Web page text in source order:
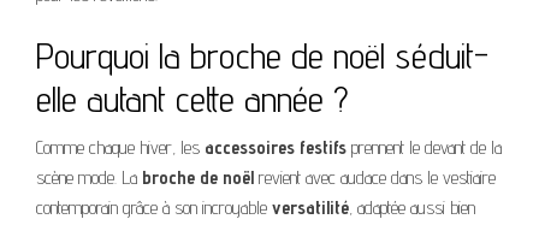
Pourquoi la broche de noël séduit-
elle autant cette année ?
Comme chaque hiver, les accessoires festifs prennent le devant de la
scène mode. La broche de noël revient avec audace dans le vestiaire
contemporain grâce à son incroyable versatilité, adaptée aussi bien